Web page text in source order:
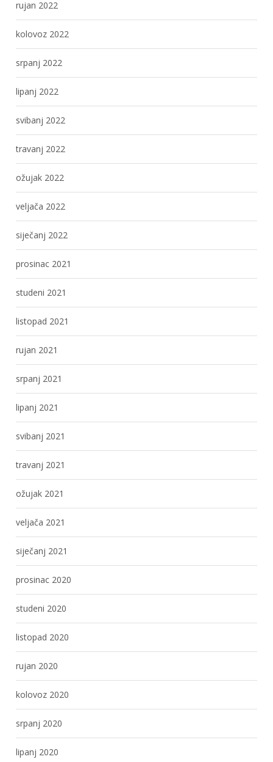
rujan 2022
kolovoz 2022
srpanj 2022
lipanj 2022
svibanj 2022
travanj 2022
ožujak 2022
veljača 2022
siječanj 2022
prosinac 2021
studeni 2021
listopad 2021
rujan 2021
srpanj 2021
lipanj 2021
svibanj 2021
travanj 2021
ožujak 2021
veljača 2021
siječanj 2021
prosinac 2020
studeni 2020
listopad 2020
rujan 2020
kolovoz 2020
srpanj 2020
lipanj 2020